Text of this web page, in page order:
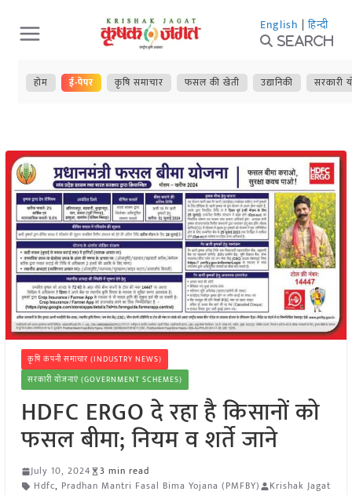
Skip
to
content
English | हिन्दी
Search
होम ई-पेपर कृषि समाचार फसल की खेती उद्यानिकी सरकारी
कृषि कंपनी समाचार (INDUSTRY NEWS)
सरकारी योजनाएं (GOVERNMENT SCHEMES)
HDFC ERGO दे रहा है किसानों को
फसल बीमा; नियम व शर्ते जाने
July 10, 2024
3 min read
Hdfc, Pradhan Mantri Fasal Bima Yojana (PMFBY) Krishak Jagat